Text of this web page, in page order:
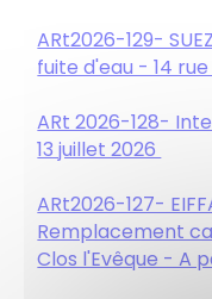
ARt2026-129-
fuite d'eau - 14
ARt 2026-128-
13 juillet 2026
ARt2026-127-
Remplacement
Clos l'Evêque - A